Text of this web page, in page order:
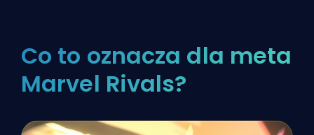
Co to oznacza dla meta
Marvel Rivals?